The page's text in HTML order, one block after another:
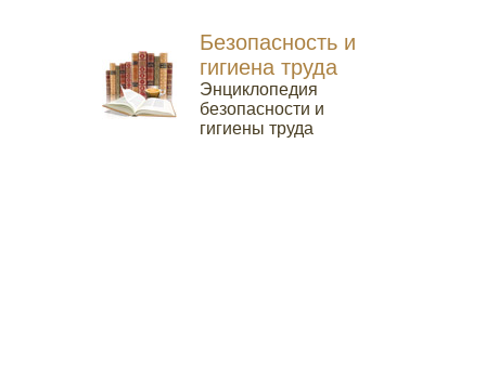
Безопасность и
гигиена труда
Энциклопедия
безопасности и
гигиены труда